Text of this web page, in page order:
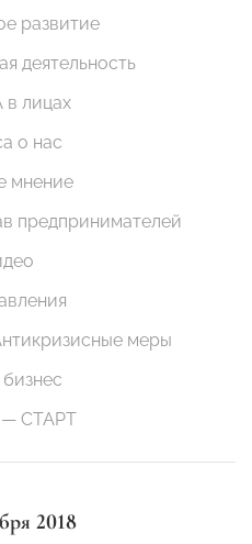
развитие
деятельность
лицах
о нас
мнение
предпринимателей
меры
СТАРТ
2018